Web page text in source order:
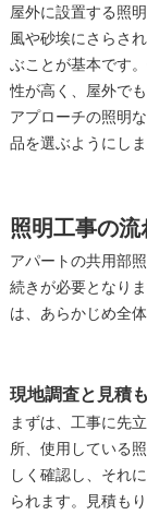
屋外に設置する照
風や砂埃にさらさ
ぶことが基本です
性が高く、屋外で
アプローチの照明
品を選ぶようにしま
照明工事の
アパートの共用部
続きが必要となり
は、あらかじめ全
現地調査と見積
まずは、工事に先
所、使用している
しく確認し、それ
られます。見積も